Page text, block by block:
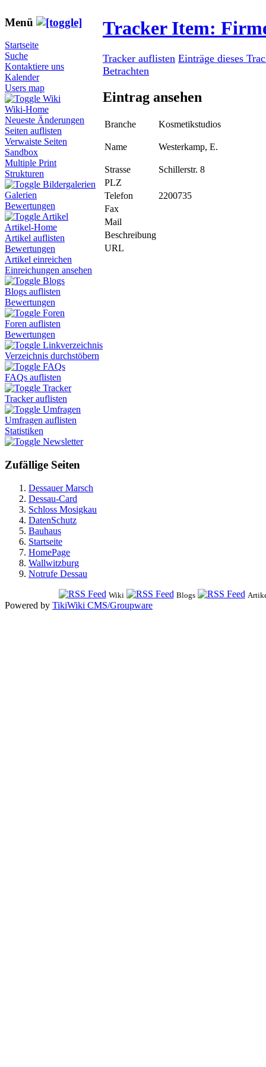
Menü
Startseite
Suche
Kontaktiere uns
Kalender
Users map
Wiki
Wiki-Home
Neueste Änderungen
Seiten auflisten
Verwaiste Seiten
Sandbox
Multiple Print
Strukturen
Bildergalerien
Galerien
Bewertungen
Artikel
Artikel-Home
Artikel auflisten
Bewertungen
Artikel einreichen
Einreichungen ansehen
Blogs
Blogs auflisten
Bewertungen
Foren
Foren auflisten
Bewertungen
Linkverzeichnis
Verzeichnis durchstöbern
FAQs
FAQs auflisten
Tracker
Tracker auflisten
Umfragen
Umfragen auflisten
Statistiken
Newsletter
Zufällige Seiten
Dessauer Marsch
Dessau-Card
Schloss Mosigkau
DatenSchutz
Bauhaus
Startseite
HomePage
Wallwitzburg
Notrufe Dessau
Tracker Item:
Tracker auflisten Einträge dieses
Betrachten
Eintrag ansehen
Branche Kosmetikstudios
Name Westerkamp, E.
Strasse
Schillerstr. 8
PLZ
Telefon
2200735
Fax
Mail
Beschreibung
URL
Wiki Blogs
Powered by TikiWiki CMS/Groupware